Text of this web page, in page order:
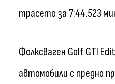
трасето за 7:44.523
Фолксваген Golf GTI
автомобили с предно